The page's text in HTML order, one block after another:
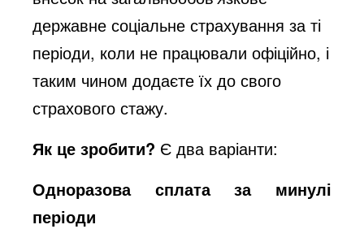
державне соціальне страхування за ті
періоди, коли не працювали офіційно, і
таким чином додаєте їх до свого
страхового стажу.
Як це зробити? Є два варіанти:
Одноразова сплата за минулі
періоди